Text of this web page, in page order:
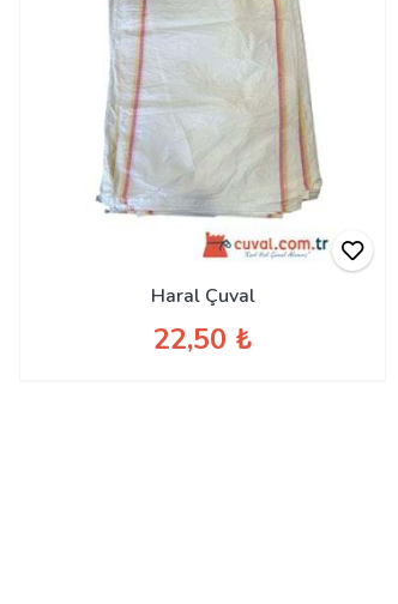
Haral Çuval
22,50 ₺